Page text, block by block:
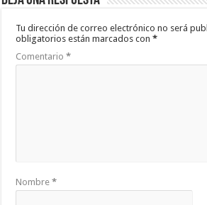
Tu dirección de correo electrónico no será
obligatorios están marcados con*
Comentario*
Nombre*